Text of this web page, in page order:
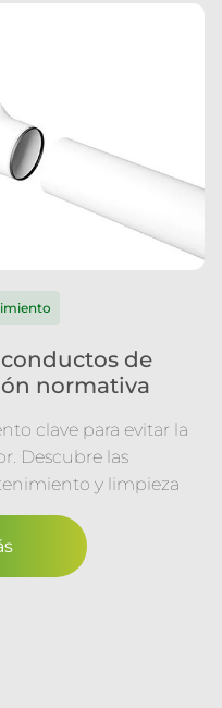
de
normativa
clave para evitar la
Descubre las
y limpieza